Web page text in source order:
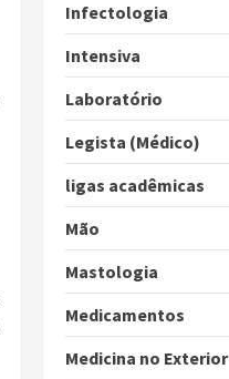
Infectologia
Intensiva
Laboratório
Legista (Médico)
ligas acadêmicas
Mão
Mastologia
Medicamentos
Medicina no Exterior